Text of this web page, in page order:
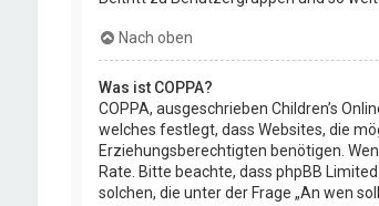
Nach oben
Was ist COPPA?
COPPA, ausgeschrieben Children’s
welches festlegt, dass Websites, die
Erziehungsberechtigten benötigen.
Rate. Bitte beachte, dass phpBB
solchen, die unter der Frage „An wen